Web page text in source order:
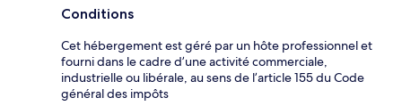
Conditions
Cet hébergement est géré par un hôte professionnel et
fourni dans le cadre d’une activité commerciale,
industrielle ou libérale, au sens de l’article 155 du Code
général des impôts